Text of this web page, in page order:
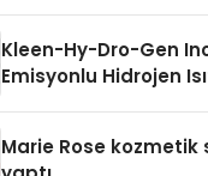
Kleen-Hy-Dro-Gen
Emisyonlu Hidrojen
Marie Rose